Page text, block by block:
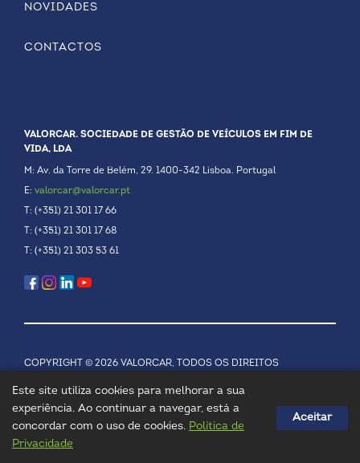
NOVIDADES
CONTACTOS
VALORCAR. SOCIEDADE DE GESTÃO DE VEÍCULOS EM FIM DE
VIDA, LDA
M: Av. da Torre de Belém, 29. 1400-342 Lisboa. Portugal
E: valorcar@valorcar.pt
T: (+351) 21 301 17 66
T: (+351) 21 301 17 68
T: (+351) 21 303 53 61
COPYRIGHT © 2026 VALORCAR, TODOS OS DIREITOS
Este site utiliza cookies para melhorar a sua
experiência. Ao continuar a navegar, está a
concordar com o uso de cookies. Política de
Privacidade
Aceitar